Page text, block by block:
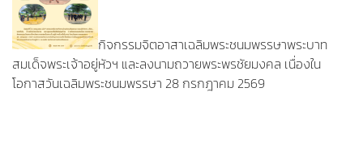
กิจกรรมจิตอาสาเฉลิมพระชนมพรรษาพระบาท
สมเด็จพระเจ้าอยู่หัวฯ และลงนามถวายพระพรชัยมงคล เนื่องใน
โอกาสวันเฉลิมพระชนมพรรษา 28 กรกฎาคม 2569